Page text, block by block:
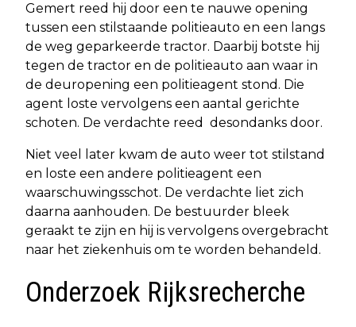
Gemert reed hij door een te nauwe opening
tussen een stilstaande politieauto en een langs
de weg geparkeerde tractor. Daarbij botste hij
tegen de tractor en de politieauto aan waar in
de deuropening een politieagent stond. Die
agent loste vervolgens een aantal gerichte
schoten. De verdachte reed desondanks door.
Niet veel later kwam de auto weer tot stilstand
en loste een andere politieagent een
waarschuwingsschot. De verdachte liet zich
daarna aanhouden. De bestuurder bleek
geraakt te zijn en hij is vervolgens overgebracht
naar het ziekenhuis om te worden behandeld.
Onderzoek Rijksrecherche